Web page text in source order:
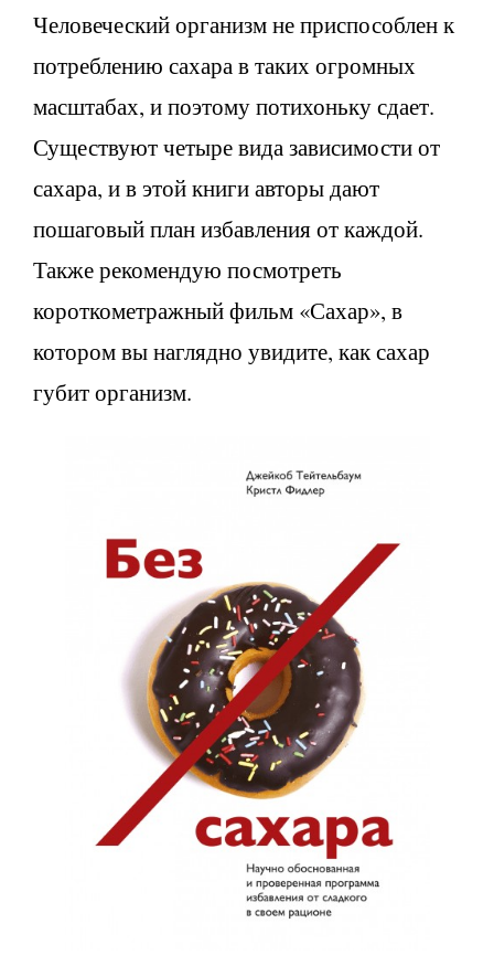
Человеческий организм не приспособлен к
потреблению сахара в таких огромных
масштабах, и поэтому потихоньку сдает.
Существуют четыре вида зависимости от
сахара, и в этой книги авторы дают
пошаговый план избавления от каждой.
Также рекомендую посмотреть
короткометражный фильм «Сахар», в
котором вы наглядно увидите, как сахар
губит организм.